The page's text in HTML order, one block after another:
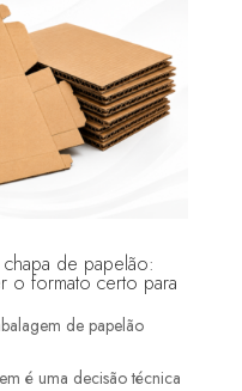
de papelão:
o formato certo para
de papelão
é uma decisão técnica